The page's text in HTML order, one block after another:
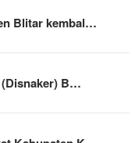
Blitar kembal…
(Disnaker) B…